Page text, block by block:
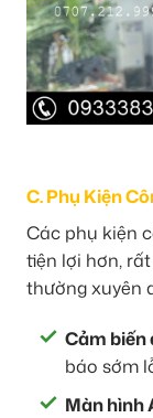
C. Phụ Kiện
Các phụ kiện
tiện lợi hơn,
thường xuyên
Cảm biến
báo sớm
Màn hình